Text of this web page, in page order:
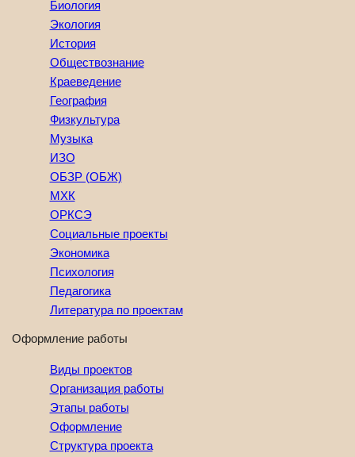
Биология
Экология
История
Обществознание
Краеведение
География
Физкультура
Музыка
ИЗО
ОБЗР (ОБЖ)
МХК
ОРКСЭ
Социальные проекты
Экономика
Психология
Педагогика
Литература по проектам
Оформление работы
Виды проектов
Организация работы
Этапы работы
Оформление
Структура проекта